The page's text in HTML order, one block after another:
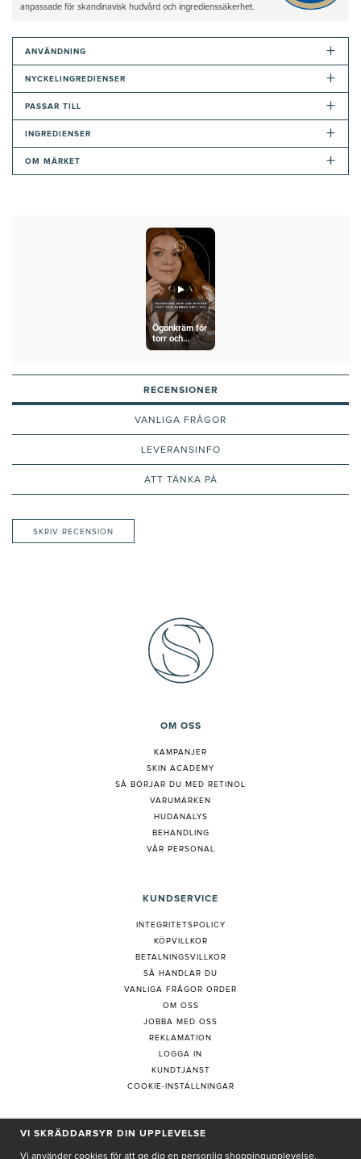
anpassade för skandinavisk hudvård och ingredienssäkerhet.
ANVÄNDNING +
NYCKELINGREDIENSER +
PASSAR TILL +
INGREDIENSER +
OM MÄRKET +
Ögonkräm för
torr och
mogen hud
RECENSIONER
VANLIGA FRÅGOR
LEVERANSINFO
ATT TÄNKA PÅ
SKRIV RECENSION
OM OSS
KAMPANJER
SKIN ACADEMY
SÅ BÖRJAR DU MED RETINOL
VARUMÄRKEN
HUDANALYS
BEHANDLING
VÅR PERSONAL
KUNDSERVICE
INTEGRITETSPOLICY
KÖPVILLKOR
BETALNINGSVILLKOR
SÅ HANDLAR DU
VANLIGA FRÅGOR ORDER
OM OSS
JOBBA MED OSS
REKLAMATION
LOGGA IN
KUNDTJÄNST
COOKIE-INSTÄLLNINGAR
PRENUMERERA PÅ NYHETSBREV
VI SKRÄDDARSYR DIN UPPLEVELSE
Vi använder cookies för att ge dig en personlig shoppingupplevelse,